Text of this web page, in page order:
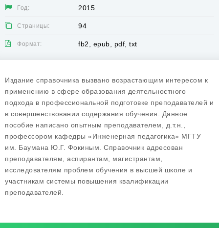
Год: 2015
Страницы: 94
Формат: fb2, epub, pdf, txt
Издание справочника вызвано возрастающим интересом к
применению в сфере образования деятельностного
подхода в профессиональной подготовке преподавателей и
в совершенствовании содержания обучения. Данное
пособие написано опытным преподавателем, д.т.н.,
профессором кафедры «Инженерная педагогика» МГТУ
им. Баумана Ю.Г. Фокиным. Справочник адресован
преподавателям, аспирантам, магистрантам,
исследователям проблем обучения в высшей школе и
участникам системы повышения квалификации
преподавателей.